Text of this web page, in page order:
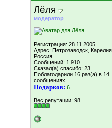
Лёля
модератор
Регистрация: 28.11.2005
Адрес: Петрозаводск, Карелия,
Россия
Сообщений: 1,910
Сказал(а) спасибо: 23
Поблагодарили 16 раз(а) в 14
сообщениях
Подарков: 6
Вес репутации: 98